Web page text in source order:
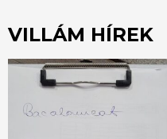
VILLÁM HÍREK